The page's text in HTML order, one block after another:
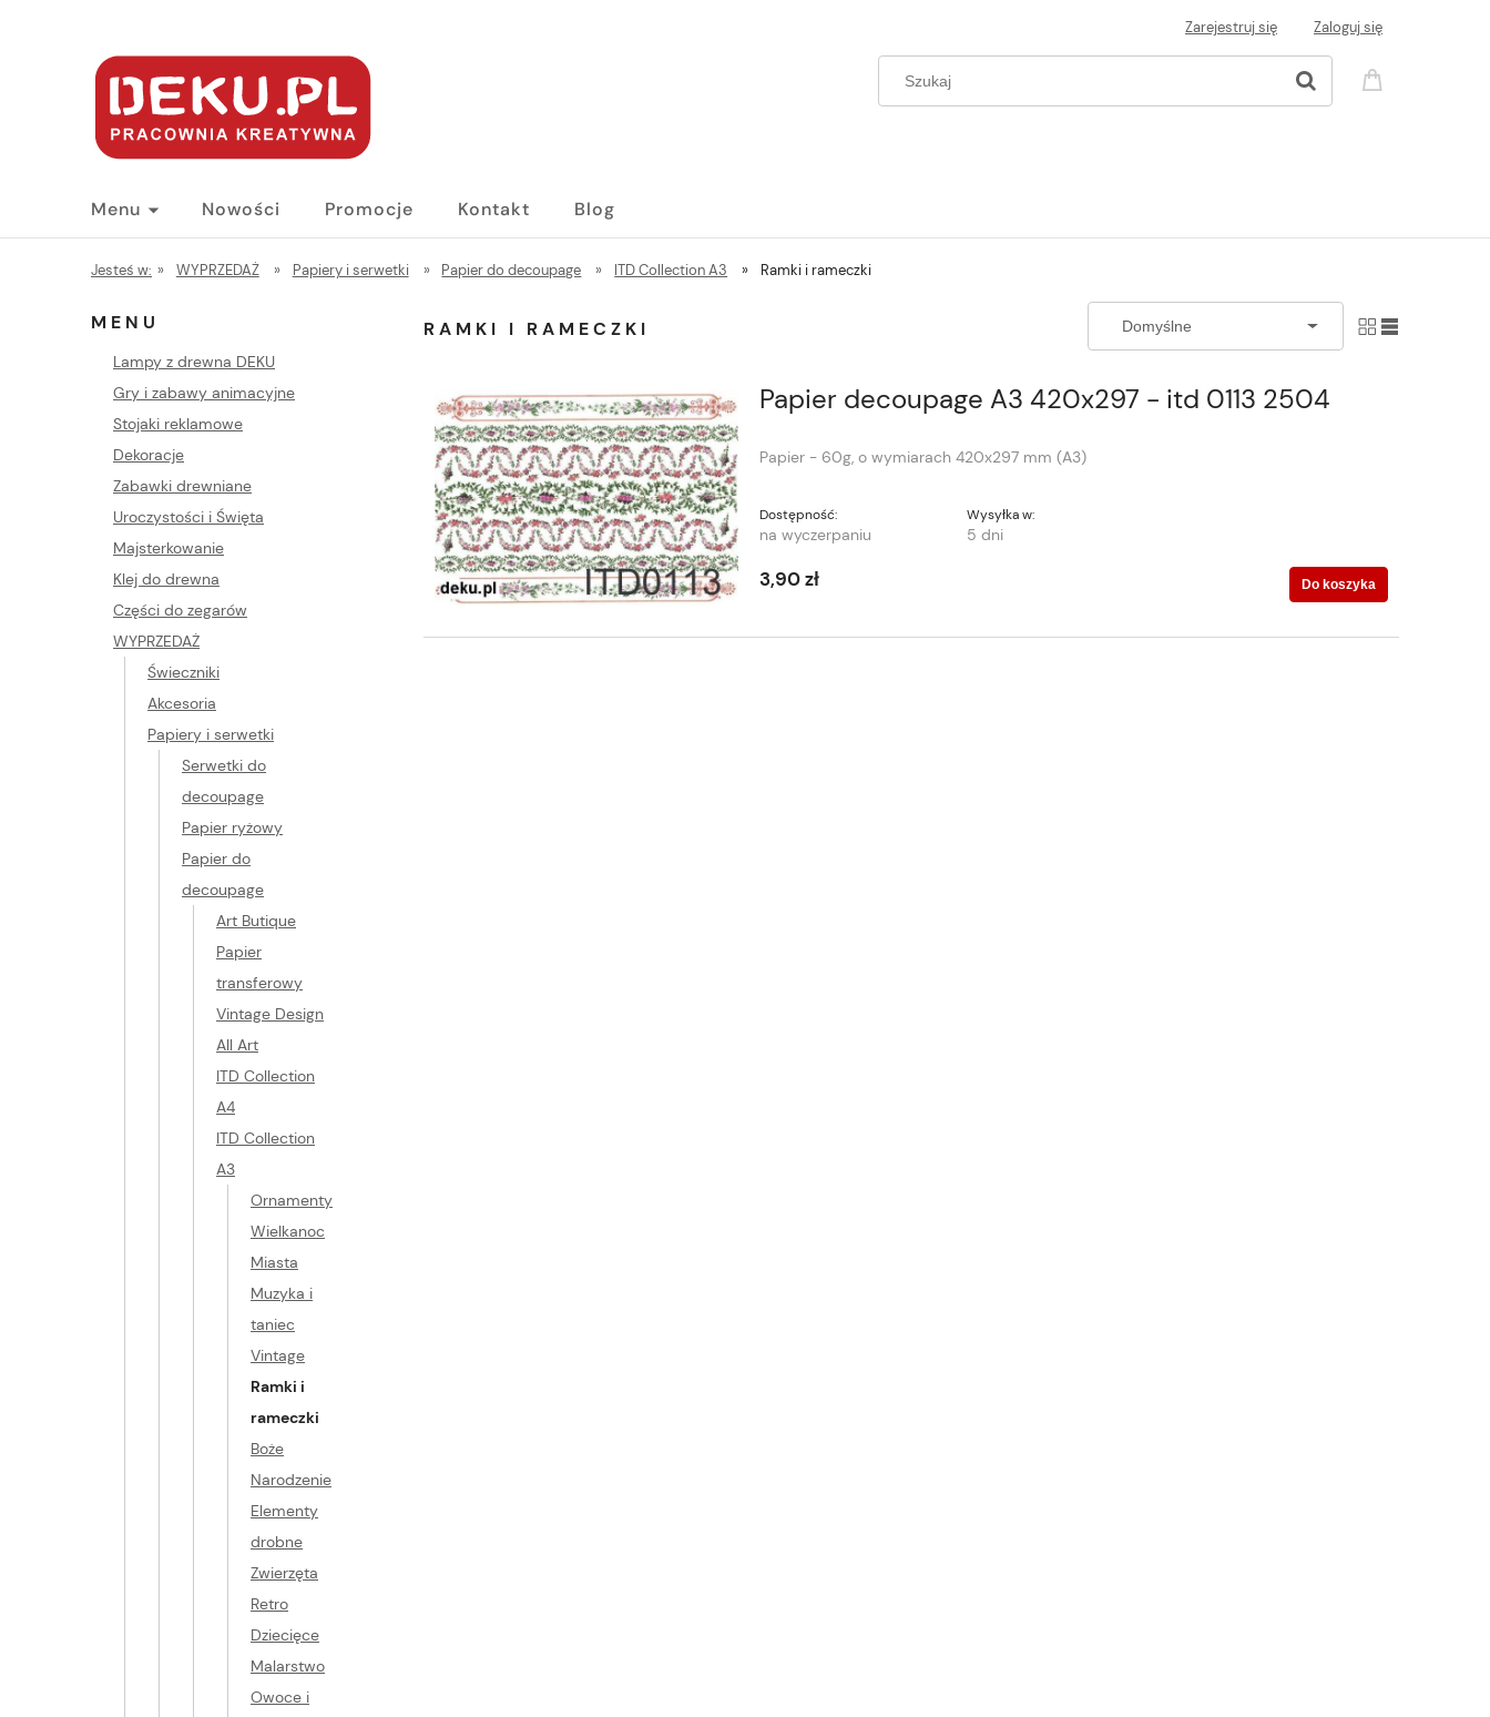
Zarejestruj się Zaloguj się
Menu Nowości Promocje Kontakt Blog
Jesteś w: » WYPRZEDAŻ » Papiery i serwetki » Papier do decoupage » ITD Collection A3 » Ramki i rameczki
MENU
Lampy z drewna DEKU
Gry i zabawy animacyjne
Stojaki reklamowe
Dekoracje
Zabawki drewniane
Uroczystości i Święta
Majsterkowanie
Klej do drewna
Części do zegarów
WYPRZEDAŻ
Świeczniki
Akcesoria
Papiery i serwetki
Serwetki do
decoupage
Papier ryżowy
Papier do
decoupage
Art Butique
Papier
transferowy
Vintage Design
All Art
ITD Collection
A4
ITD Collection
A3
Ornamenty
Wielkanoc
Miasta
Muzyka i
taniec
Vintage
Ramki i
rameczki
Boże
Narodzenie
Elementy
drobne
Zwierzęta
Retro
Dziecięce
Malarstwo
Owoce i
RAMKI I RAMECZKI
Papier decoupage A3 420x297 - itd 0113 2504
Papier - 60g, o wymiarach 420x297 mm (A3)
Dostępność:
na wyczerpaniu
Wysyłka w:
5 dni
3,90 zł Do koszyka